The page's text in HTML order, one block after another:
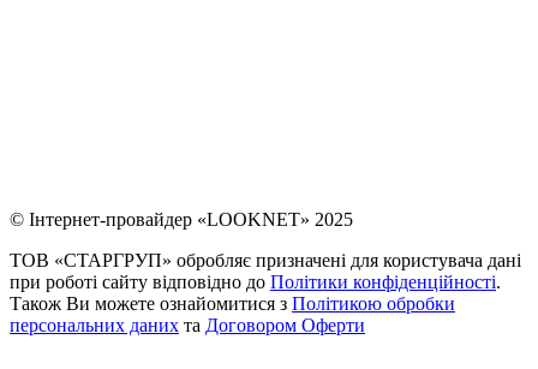
© Інтернет-провайдер «LOOKNET» 2025
ТОВ «СТАРГРУП» обробляє призначені для користувача дані
при роботі сайту відповідно до Політики конфіденційності.
Також Ви можете ознайомитися з Політикою обробки
персональних даних та Договором Оферти